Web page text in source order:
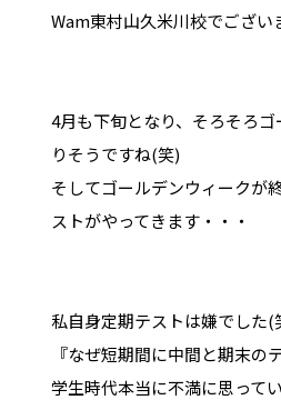
Wam東村山久米川校でござい
4月も下旬となり、そろそろ
りそうですね(笑)
そしてゴールデンウィークが
ストがやってきます・・・
私自身定期テストは嫌でした(
『なぜ短期間に中間と期末の
学生時代本当に不満に思って